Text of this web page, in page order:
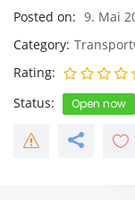
Posted on
9. Mai
Category
Rating
Status Open now